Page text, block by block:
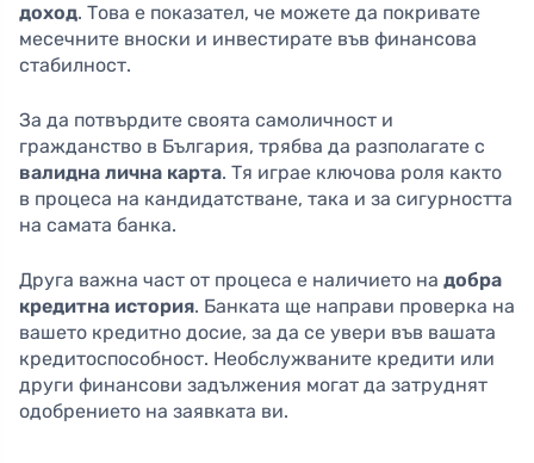
доход. Това е показател, че можете да покривате
месечните вноски и инвестирате във финансова
стабилност.
За да потвърдите своята самоличност и
гражданство в България, трябва да разполагате с
валидна лична карта. Тя играе ключова роля както
в процеса на кандидатстване, така и за сигурността
на самата банка.
Друга важна част от процеса е наличието на добра
кредитна история. Банката ще направи проверка на
вашето кредитно досие, за да се увери във вашата
кредитоспособност. Необслужваните кредити или
други финансови задължения могат да затруднят
одобрението на заявката ви.